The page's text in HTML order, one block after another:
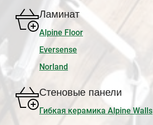
Ламинат
Alpine Floor
Eversense
Norland
Стеновые панели
Гибкая керамика Alpine Walls